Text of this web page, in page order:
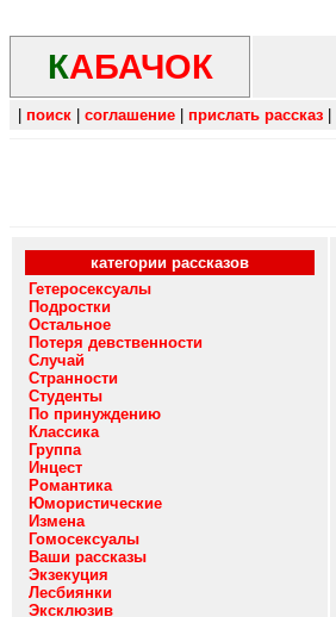
КАБАЧОК
поиск соглашение прислать рассказ
категории рассказов
Гетеросексуалы
Подростки
Остальное
Потеря девственности
Случай
Странности
Студенты
По принуждению
Классика
Группа
Инцест
Романтика
Юмористические
Измена
Гомосексуалы
Ваши рассказы
Экзекуция
Лесбиянки
Эксклюзив